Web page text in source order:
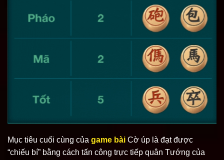
Mục tiêu cuối cùng của game bài Cờ úp là đạt được
“chiếu bí” bằng cách tấn công trực tiếp quân Tướng của